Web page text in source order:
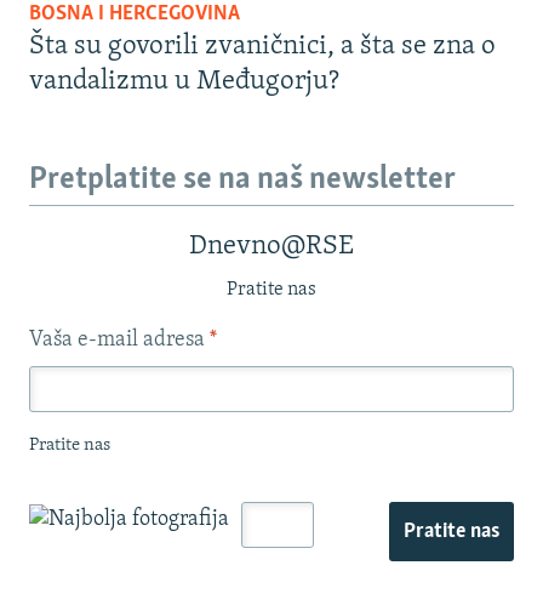
BOSNA I HERCEGOVINA
Šta su govorili zvaničnici, a šta se zna o
vandalizmu u Međugorju?
Pretplatite se na naš newsletter
Dnevno@RSE
Pratite nas
Vaša e-mail adresa *
Pratite nas
Pratite nas